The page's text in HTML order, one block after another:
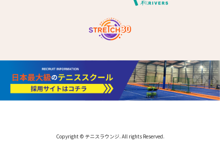
Copyright © テニスラウンジ. All rights Reserved.